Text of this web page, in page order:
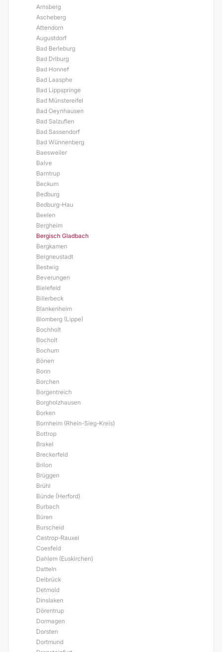
Arnsberg
Ascheberg
Attendorn
Augustdorf
Bad Berleburg
Bad Driburg
Bad Honnef
Bad Laasphe
Bad Lippspringe
Bad Münstereifel
Bad Oeynhausen
Bad Salzuflen
Bad Sassendorf
Bad Wünnenberg
Baesweiler
Balve
Barntrup
Beckum
Bedburg
Bedburg-Hau
Beelen
Bergheim
Bergisch Gladbach
Bergkamen
Bergneustadt
Bestwig
Beverungen
Bielefeld
Billerbeck
Blankenheim
Blomberg (Lippe)
Bochholt
Bocholt
Bochum
Bönen
Bonn
Borchen
Borgentreich
Borgholzhausen
Borken
Bornheim (Rhein-Sieg-Kreis)
Bottrop
Brakel
Breckerfeld
Brilon
Brüggen
Brühl
Bünde (Herford)
Burbach
Büren
Burscheid
Castrop-Rauxel
Coesfeld
Dahlem (Euskirchen)
Datteln
Delbrück
Detmold
Dinslaken
Dörentrup
Dormagen
Dorsten
Dortmund